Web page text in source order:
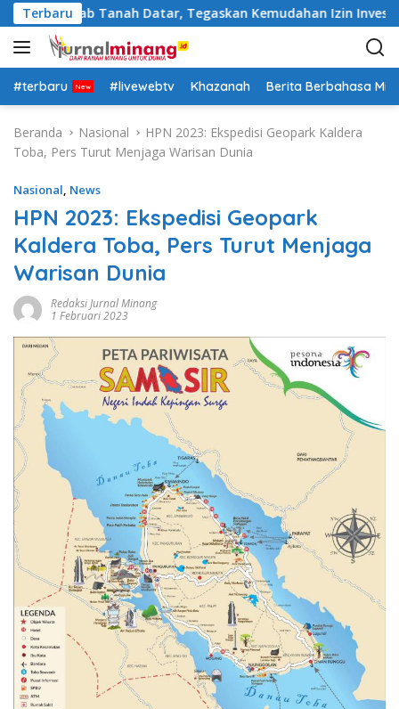
a
g
u
TerbaruTanah Datar, Tegaskan Kemudahan Izin Investor
#terbaru #livewebtv Khazanah Berita Berbahasa
Beranda Nasional
HPN 2023: Ekspedisi Geopark Kaldera
Toba, Pers Turut Menjaga Warisan Dunia
Nasional, News
HPN 2023: Ekspedisi Geopark
Kaldera Toba, Pers Turut Menjaga
Warisan Dunia
Redaksi Jurnal Minang
1 Februari 2023